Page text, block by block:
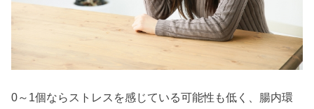
0～1個ならストレスを感じている可能性も低く、腸内環